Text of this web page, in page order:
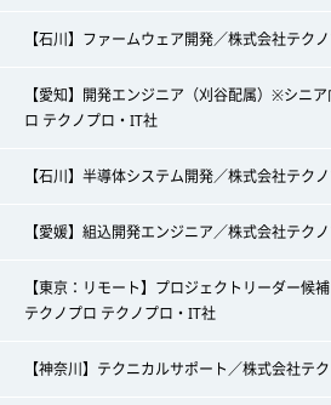
【石川】ファームウェア開発／株式会社テク
【愛知】開発エンジニア（刈谷配属）※シニ
ロ テクノプロ・IT社
【石川】半導体システム開発／株式会社テク
【愛媛】組込開発エンジニア／株式会社テク
【東京：リモート】プロジェクトリーダー候
テクノプロ テクノプロ・IT社
【神奈川】テクニカルサポート／株式会社テ